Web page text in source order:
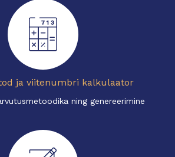
ja viitenumbri kalkulaator
ning genereerimine